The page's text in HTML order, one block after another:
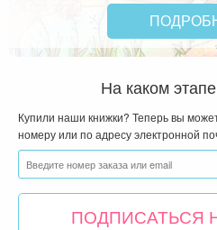
На каком
Купили наши книжки? Теперь вы
номеру или по адресу электронной
ПОДПИСАТЬСЯ